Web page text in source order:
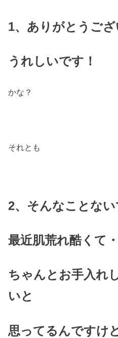
1、ありがとうご
うれしいです！
かな？
それとも
2、そんなことない
最近肌荒れ酷くて・
ちゃんとお手入れ
いと
思ってるんですけ